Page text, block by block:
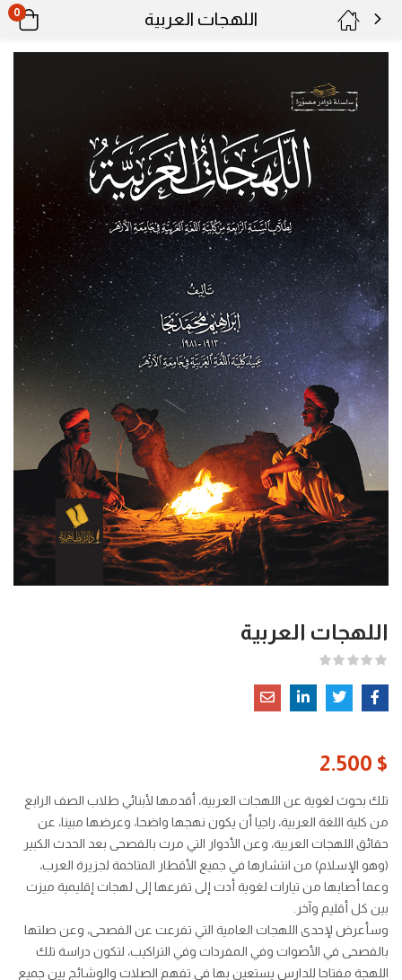
اللهجات العربية 0
اللهجات العربية
2.500 $
تلك بحوث لغوية عن اللهجات العربية، أقدمها لأبنائي طلاب الصف الرابع
من كلية اللغة العربية، راجيا أن يكون نهجها واضحا، وعرضها مبينا، عن
حقائق اللهجات العربية، وعن الأدوار التي مرت بالفصحى بعد الحدث الكبير
(وهو الإسلام) من انتشارها في جميع الأقطار المتاخمة لجزيرة العرب،
وعما أصابها من تيارات لغوية أدت إلى تفرعها إلى لهجات إقليمية ميزت
بين كل أقليم وآخر.
وسأعرض لإحدى اللهجات العامية التي تفرعت عن الفصحى، وعن صلتها
بالفصحى في الأصوات وفي المفردات وفي التراكيب، لتكون دراسة تلك
اللهجة مفتاحا للدارس يستعين بها في تفهم الصلات والوشائج بين جميع